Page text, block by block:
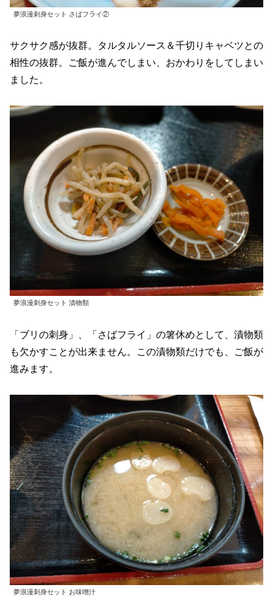
夢浪漫刺身セット さばフライ②
サクサク感が抜群。タルタルソース＆千切りキャベツとの
相性の抜群。ご飯が進んでしまい、おかわりをしてしまい
ました。
夢浪漫刺身セット 漬物類
「ブリの刺身」、「さばフライ」の箸休めとして、漬物類
も欠かすことが出来ません。この漬物類だけでも、ご飯が
進みます。
夢浪漫刺身セット お味噌汁